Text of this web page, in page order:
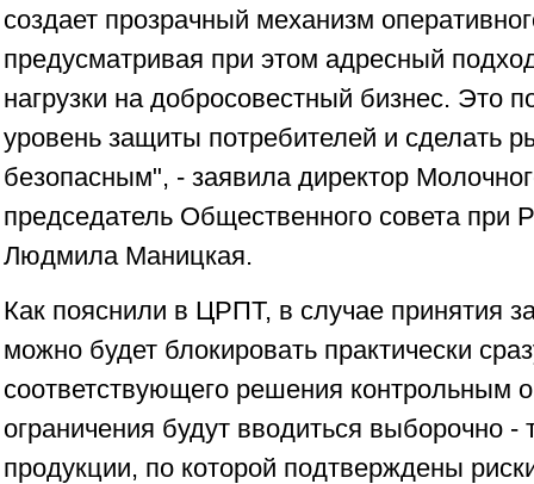
создает прозрачный механизм
предусматривая при этом адресный
нагрузки на добросовестный бизнес. Это
уровень защиты потребителей и сделать
безопасным", - заявила директор
председатель Общественного совета при
Людмила Маницкая.
Как пояснили в ЦРПТ, в случае принятия
можно будет блокировать практически
соответствующего решения контрольным
ограничения будут вводиться выборочно -
продукции, по которой подтверждены